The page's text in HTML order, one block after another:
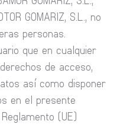
GOMARIZ, S.L., no
personas.
que en cualquier
de acceso,
así como disponer
en el presente
(UE)